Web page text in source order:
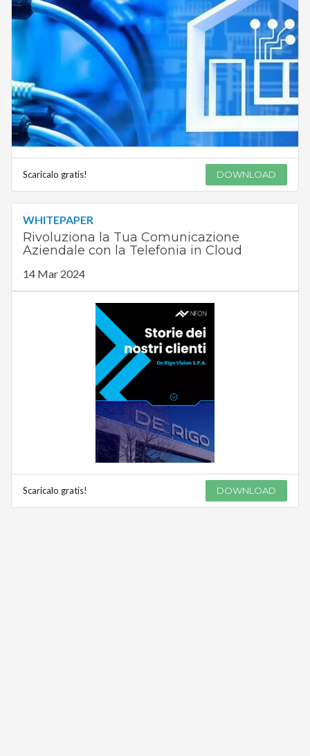
Scaricalo gratis! DOWNLOAD
WHITEPAPER
Rivoluziona la Tua Comunicazione
Aziendale con la Telefonia in Cloud
14 Mar 2024
Scaricalo gratis! DOWNLOAD